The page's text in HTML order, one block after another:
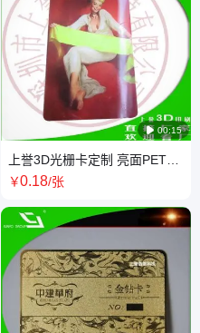
 00:15
上誉3D光栅卡定制 亮面PET材
质商务馈赠礼品 54尺寸内包装
￥0.18/张